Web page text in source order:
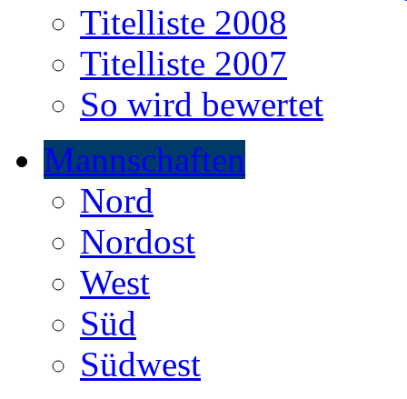
Titelliste 2008
Titelliste 2007
So wird bewertet
Mannschaften
Nord
Nordost
West
Süd
Südwest